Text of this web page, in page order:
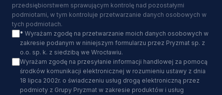
przedsiębiorstwem sprawującym kontrolę nad pozostałymi
podmiotami, w tym kontroluje przetwarzanie danych osobowych w
tych podmiotach.
* Wyrażam zgodę na przetwarzanie moich danych osobowych w
zakresie podanym w niniejszym formularzu przez Pryzmat sp. z
o.o. sp. k. z siedzibą we Wrocławiu.
Wyrażam zgodę na przesyłanie informacji handlowej za pomocą
środków komunikacji elektronicznej w rozumieniu ustawy z dnia
18 lipca 2002r. o świadczeniu usług drogą elektroniczną przez
podmioty z Grupy Pryzmat w zakresie produktów i usług